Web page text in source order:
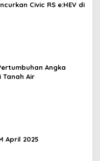
Civic RS e:HEV di
Angka
Tanah Air
April 2025